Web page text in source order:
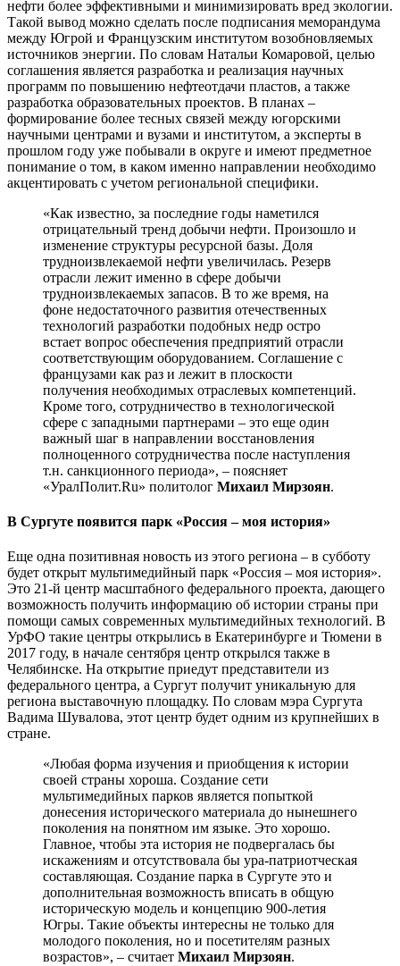
нефти более эффективными и минимизировать вред экологии.
Такой вывод можно сделать после подписания меморандума
между Югрой и Французским институтом возобновляемых
источников энергии. По словам Натальи Комаровой, целью
соглашения является разработка и реализация научных
программ по повышению нефтеотдачи пластов, а также
разработка образовательных проектов. В планах –
формирование более тесных связей между югорскими
научными центрами и вузами и институтом, а эксперты в
прошлом году уже побывали в округе и имеют предметное
понимание о том, в каком именно направлении необходимо
акцентировать с учетом региональной специфики.
«Как известно, за последние годы наметился
отрицательный тренд добычи нефти. Произошло и
изменение структуры ресурсной базы. Доля
трудноизвлекаемой нефти увеличилась. Резерв
отрасли лежит именно в сфере добычи
трудноизвлекаемых запасов. В то же время, на
фоне недостаточного развития отечественных
технологий разработки подобных недр остро
встает вопрос обеспечения предприятий отрасли
соответствующим оборудованием. Соглашение с
французами как раз и лежит в плоскости
получения необходимых отраслевых компетенций.
Кроме того, сотрудничество в технологической
сфере с западными партнерами – это еще один
важный шаг в направлении восстановления
полноценного сотрудничества после наступления
т.н. санкционного периода», – поясняет
«УралПолит.Ru» политолог Михаил Мирзоян.
В Сургуте появится парк «Россия – моя история»
Еще одна позитивная новость из этого региона – в субботу
будет открыт мультимедийный парк «Россия – моя история».
Это 21-й центр масштабного федерального проекта, дающего
возможность получить информацию об истории страны при
помощи самых современных мультимедийных технологий. В
УрФО такие центры открылись в Екатеринбурге и Тюмени в
2017 году, в начале сентября центр открылся также в
Челябинске. На открытие приедут представители из
федерального центра, а Сургут получит уникальную для
региона выставочную площадку. По словам мэра Сургута
Вадима Шувалова, этот центр будет одним из крупнейших в
стране.
«Любая форма изучения и приобщения к истории
своей страны хороша. Создание сети
мультимедийных парков является попыткой
донесения исторического материала до нынешнего
поколения на понятном им языке. Это хорошо.
Главное, чтобы эта история не подвергалась бы
искажениям и отсутствовала бы ура-патриотческая
составляющая. Создание парка в Сургуте это и
дополнительная возможность вписать в общую
историческую модель и концепцию 900-летия
Югры. Такие объекты интересны не только для
молодого поколения, но и посетителям разных
возрастов», – считает Михаил Мирзоян.